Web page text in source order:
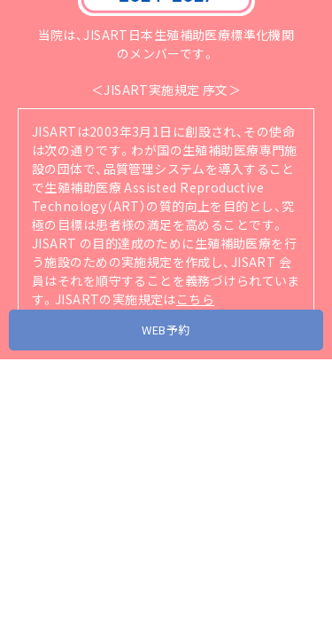
WEB予約
当院は、JISART日本生殖補助医療標準化機関
のメンバーです。
＜JISART実施規定 序文＞
JISARTは2003年3月1日に創設され、その使命
は次の通りです。 わが国の生殖補助医療専門施
設の団体で、品質管理システムを導入すること
で生殖補助医療 Assisted Reproductive
Technology（ART）の質的向上を目的とし、究
極の目標は患者様の満足を高めることです。
JISART の目的達成のために生殖補助医療を行
う施設のための実施規定を作成し、JISART 会
員はそれを順守することを義務づけられていま
す。 JISARTの実施規定はこちら